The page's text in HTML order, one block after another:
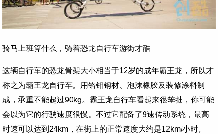
骑马上班算什么，骑着恐龙自行车游街才酷
这辆自行车的恐龙骨架大小相当于12岁的成年霸王龙，所以才
称之为霸王龙自行车。用铬钼钢材、泡沫橡胶及装修涂料制
成，承重不能超过90kg。霸王龙自行车看起来很笨拙，你可能
会以为它的行驶速度很慢。不过它配备了9速传动系统，最高
时速可以达到24km，在街上的正常速度大约是12km/小时。